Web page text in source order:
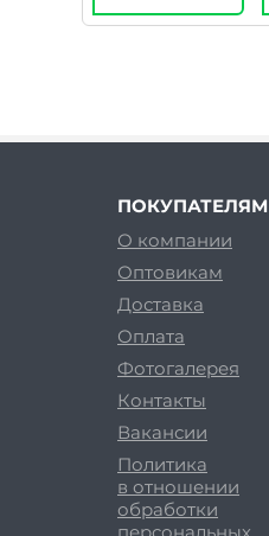
ПОКУПАТЕЛЯМ
О компании
Оптовикам
Доставка
Оплата
Фотогалерея
Контакты
Вакансии
Политика
в отношении
обработки